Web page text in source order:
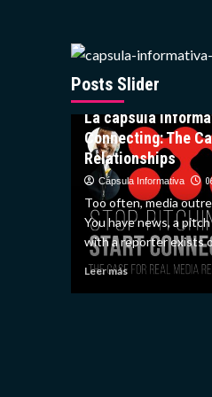
Posts Slider
La capsula
Connecting: The
Relationships
Cápsula Informativa
Too often, media
You have news, a
with a reporter exists
Leer másLeer